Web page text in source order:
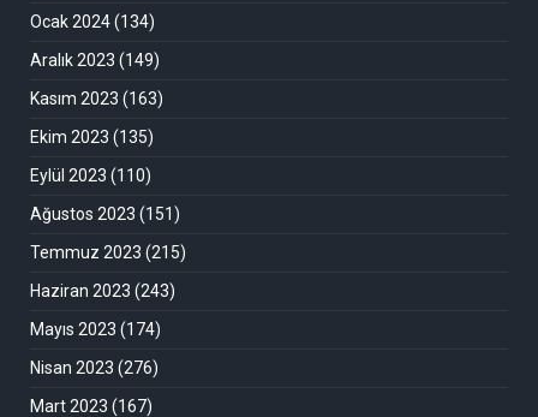
Ocak 2024(134)
Aralık 2023 (149)
Kasım 2023 (163)
Ekim 2023 (135)
Eylül 2023 (110)
Ağustos 2023 (151)
Temmuz 2023 (215)
Haziran 2023 (243)
Mayıs 2023 (174)
Nisan 2023 (276)
Mart 2023 (167)